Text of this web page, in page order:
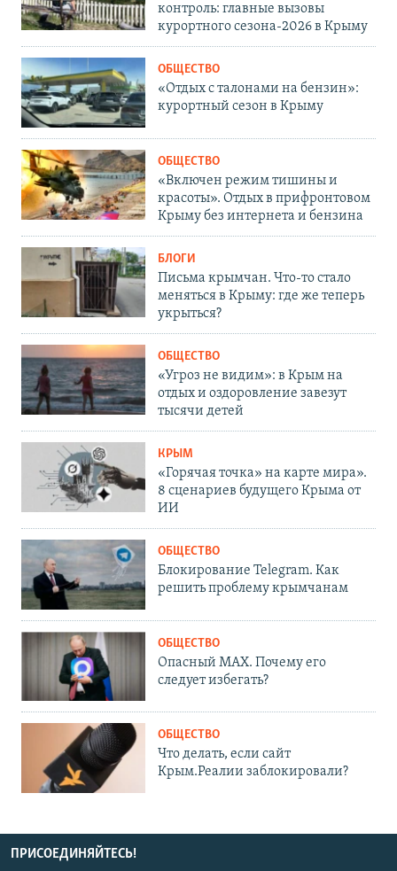
контроль: главные вызовы
курортного сезона-2026 в Крыму
ОБЩЕСТВО
«Отдых с талонами на бензин»:
курортный сезон в Крыму
ОБЩЕСТВО
«Включен режим тишины и
красоты». Отдых в прифронтовом
Крыму без интернета и бензина
БЛОГИ
Письма крымчан. Что-то стало
меняться в Крыму: где же теперь
укрыться?
ОБЩЕСТВО
«Угроз не видим»: в Крым на
отдых и оздоровление завезут
тысячи детей
КРЫМ
«Горячая точка» на карте мира».
8 сценариев будущего Крыма от
ИИ
ОБЩЕСТВО
Блокирование Telegram. Как
решить проблему крымчанам
ОБЩЕСТВО
Опасный MAX. Почему его
следует избегать?
ОБЩЕСТВО
Что делать, если сайт
Крым.Реалии заблокировали?
ПРИСОЕДИНЯЙТЕСЬ!